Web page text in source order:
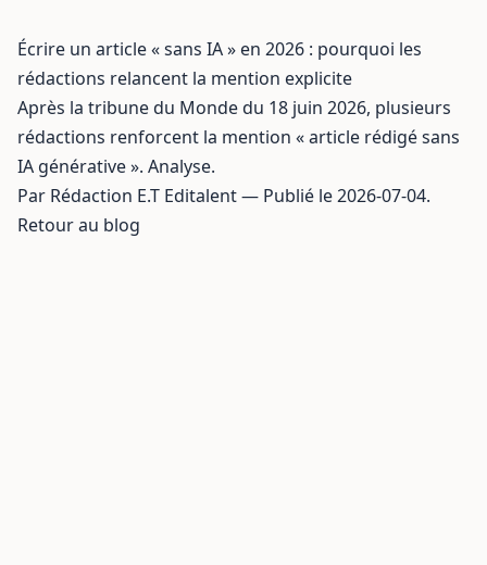
Écrire un article « sans IA » en 2026 : pourquoi les
rédactions relancent la mention explicite
Après la tribune du Monde du 18 juin 2026, plusieurs
rédactions renforcent la mention « article rédigé sans
IA générative ». Analyse.
Par Rédaction E.T Editalent — Publié le 2026-07-04.
Retour au blog